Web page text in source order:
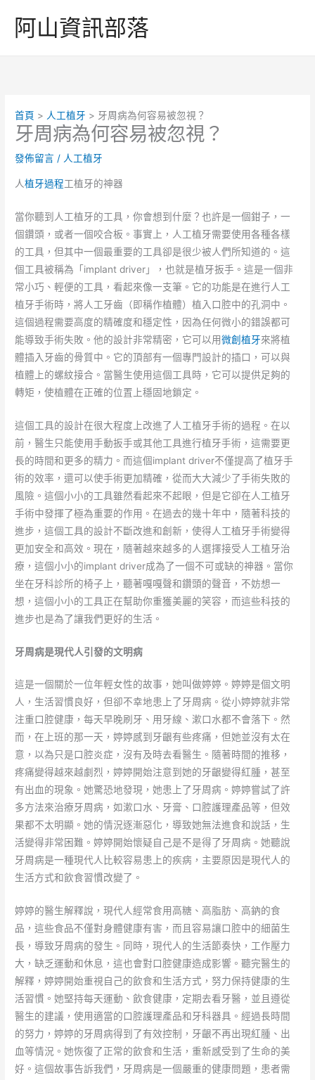
阿山資訊部落
首頁 人工植牙 牙周病為何容易被忽視？
牙周病為何容易被忽視？
發佈留言 / 人工植牙
人植牙過程工植牙的神器
當你聽到人工植牙的工具，你會想到什麼？也許是一個鉗子，一
個鑽頭，或者一個咬合板。事實上，人工植牙需要使用各種各樣
的工具，但其中一個最重要的工具卻是很少被人們所知道的。這
個工具被稱為「implant driver」，也就是植牙扳手。這是一個非
常小巧、輕便的工具，看起來像一支筆。它的功能是在進行人工
植牙手術時，將人工牙齒（即稱作植體）植入口腔中的孔洞中。
這個過程需要高度的精確度和穩定性，因為任何微小的錯誤都可
能導致手術失敗。他的設計非常精密，它可以用微創植牙來將植
體插入牙齒的骨質中。它的頂部有一個專門設計的插口，可以與
植體上的螺紋接合。當醫生使用這個工具時，它可以提供足夠的
轉矩，使植體在正確的位置上穩固地鎖定。
這個工具的設計在很大程度上改進了人工植牙手術的過程。在以
前，醫生只能使用手動扳手或其他工具進行植牙手術，這需要更
長的時間和更多的精力。而這個implant driver不僅提高了植牙手
術的效率，還可以使手術更加精確，從而大大減少了手術失敗的
風險。這個小小的工具雖然看起來不起眼，但是它卻在人工植牙
手術中發揮了極為重要的作用。在過去的幾十年中，隨著科技的
進步，這個工具的設計不斷改進和創新，使得人工植牙手術變得
更加安全和高效。現在，隨著越來越多的人選擇接受人工植牙治
療，這個小小的implant driver成為了一個不可或缺的神器。當你
坐在牙科診所的椅子上，聽著嘎嘎聲和鑽頭的聲音，不妨想一
想，這個小小的工具正在幫助你重獲美麗的笑容，而這些科技的
進步也是為了讓我們更好的生活。
牙周病是現代人引發的文明病
這是一個關於一位年輕女性的故事，她叫做婷婷。婷婷是個文明
人，生活習慣良好，但卻不幸地患上了牙周病。從小婷婷就非常
注重口腔健康，每天早晚刷牙、用牙線、漱口水都不會落下。然
而，在上班的那一天，婷婷感到牙齦有些疼痛，但她並沒有太在
意，以為只是口腔炎症，沒有及時去看醫生。隨著時間的推移，
疼痛變得越來越劇烈，婷婷開始注意到她的牙齦變得紅腫，甚至
有出血的現象。她驚恐地發現，她患上了牙周病。婷婷嘗試了許
多方法來治療牙周病，如漱口水、牙膏、口腔護理產品等，但效
果都不太明顯。她的情況逐漸惡化，導致她無法進食和說話，生
活變得非常困難。婷婷開始懷疑自己是不是得了牙周病。她聽說
牙周病是一種現代人比較容易患上的疾病，主要原因是現代人的
生活方式和飲食習慣改變了。
婷婷的醫生解釋說，現代人經常食用高糖、高脂肪、高鈉的食
品，這些食品不僅對身體健康有害，而且容易讓口腔中的細菌生
長，導致牙周病的發生。同時，現代人的生活節奏快，工作壓力
大，缺乏運動和休息，這也會對口腔健康造成影響。聽完醫生的
解釋，婷婷開始重視自己的飲食和生活方式，努力保持健康的生
活習慣。她堅持每天運動、飲食健康，定期去看牙醫，並且遵從
醫生的建議，使用適當的口腔護理產品和牙科器具。經過長時間
的努力，婷婷的牙周病得到了有效控制，牙齦不再出現紅腫、出
血等情況。她恢復了正常的飲食和生活，重新感受到了生命的美
好。這個故事告訴我們，牙周病是一個嚴重的健康問題，患者需